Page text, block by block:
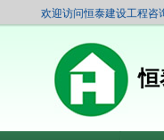
欢迎访问恒泰建设工程咨
恒